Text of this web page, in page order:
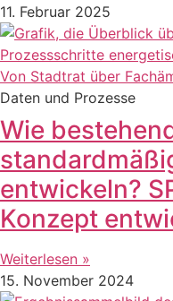
11. Februar 2025
Daten und Prozesse
Wie
entwickeln?
Konzept
Weiterlesen »
15. November 2024